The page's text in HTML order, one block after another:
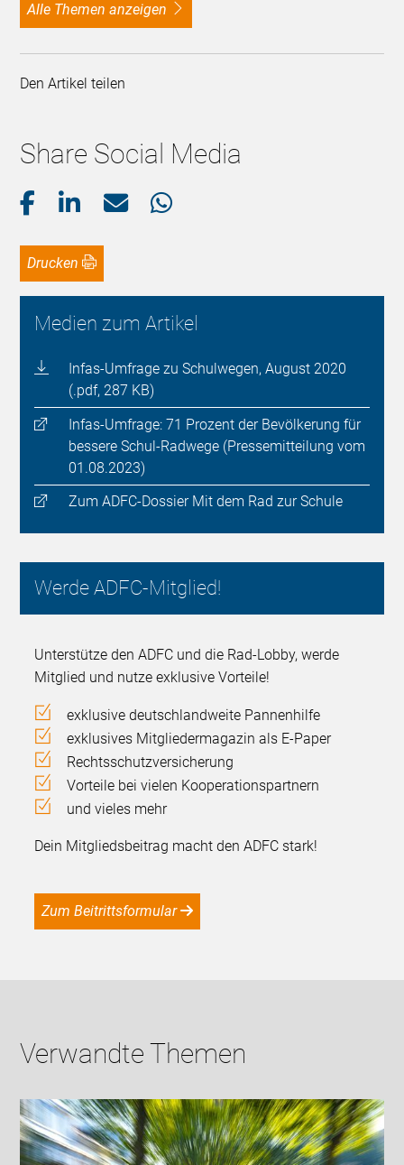
alle Themen anzeigen
Den Artikel teilen
Share Social Media
Drucken
Medien zum Artikel
Infas-Umfrage zu Schulwegen, August 2020
(.pdf, 287 KB)
Infas-Umfrage: 71 Prozent der Bevölkerung für
bessere Schul-Radwege (Pressemitteilung vom
01.08.2023)
Zum ADFC-Dossier Mit dem Rad zur Schule
Werde ADFC-Mitglied!
Unterstütze den ADFC und die Rad-Lobby, werde
Mitglied und nutze exklusive Vorteile!
exklusive deutschlandweite Pannenhilfe
exklusives Mitgliedermagazin als E-Paper
Rechtsschutzversicherung
Vorteile bei vielen Kooperationspartnern
und vieles mehr
Dein Mitgliedsbeitrag macht den ADFC stark!
Zum Beitrittsformular
Verwandte Themen